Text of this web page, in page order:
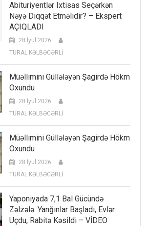
Abituriyentlər Ixtisas Seçərkən
Nəyə Diqqət Etməlidir? – Ekspert
AÇIQLADI
28 İyul 2026
TURAL KƏLBƏCƏRLİ
Müəllimini Güllələyən Şagirdə Hökm
Oxundu
28 İyul 2026
TURAL KƏLBƏCƏRLİ
Müəllimini Güllələyən Şagirdə Hökm
Oxundu
28 İyul 2026
TURAL KƏLBƏCƏRLİ
Yaponiyada 7,1 Bal Gücündə
Zəlzələ: Yanğınlar Başladı, Evlər
Uçdu, Rabitə Kəsildi – VİDEO